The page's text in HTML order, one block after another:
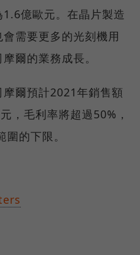
億歐元。在晶片製造
需要更多的光刻機用
爾的業務成長。
爾預計2021年銷售額
，毛利率將超過50%，
的下限。